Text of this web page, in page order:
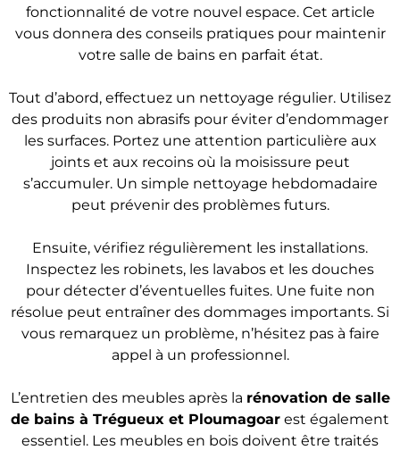
fonctionnalité de votre nouvel espace. Cet article
vous donnera des conseils pratiques pour maintenir
votre salle de bains en parfait état.
Tout d’abord, effectuez un nettoyage régulier. Utilisez
des produits non abrasifs pour éviter d’endommager
les surfaces. Portez une attention particulière aux
joints et aux recoins où la moisissure peut
s’accumuler. Un simple nettoyage hebdomadaire
peut prévenir des problèmes futurs.
Ensuite, vérifiez régulièrement les installations.
Inspectez les robinets, les lavabos et les douches
pour détecter d’éventuelles fuites. Une fuite non
résolue peut entraîner des dommages importants. Si
vous remarquez un problème, n’hésitez pas à faire
appel à un professionnel.
L’entretien des meubles après la rénovation de salle
de bains à Trégueux et Ploumagoar est également
essentiel. Les meubles en bois doivent être traités